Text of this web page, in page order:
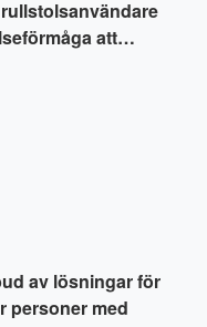
att
om de har flera
av lösningar för
personer med